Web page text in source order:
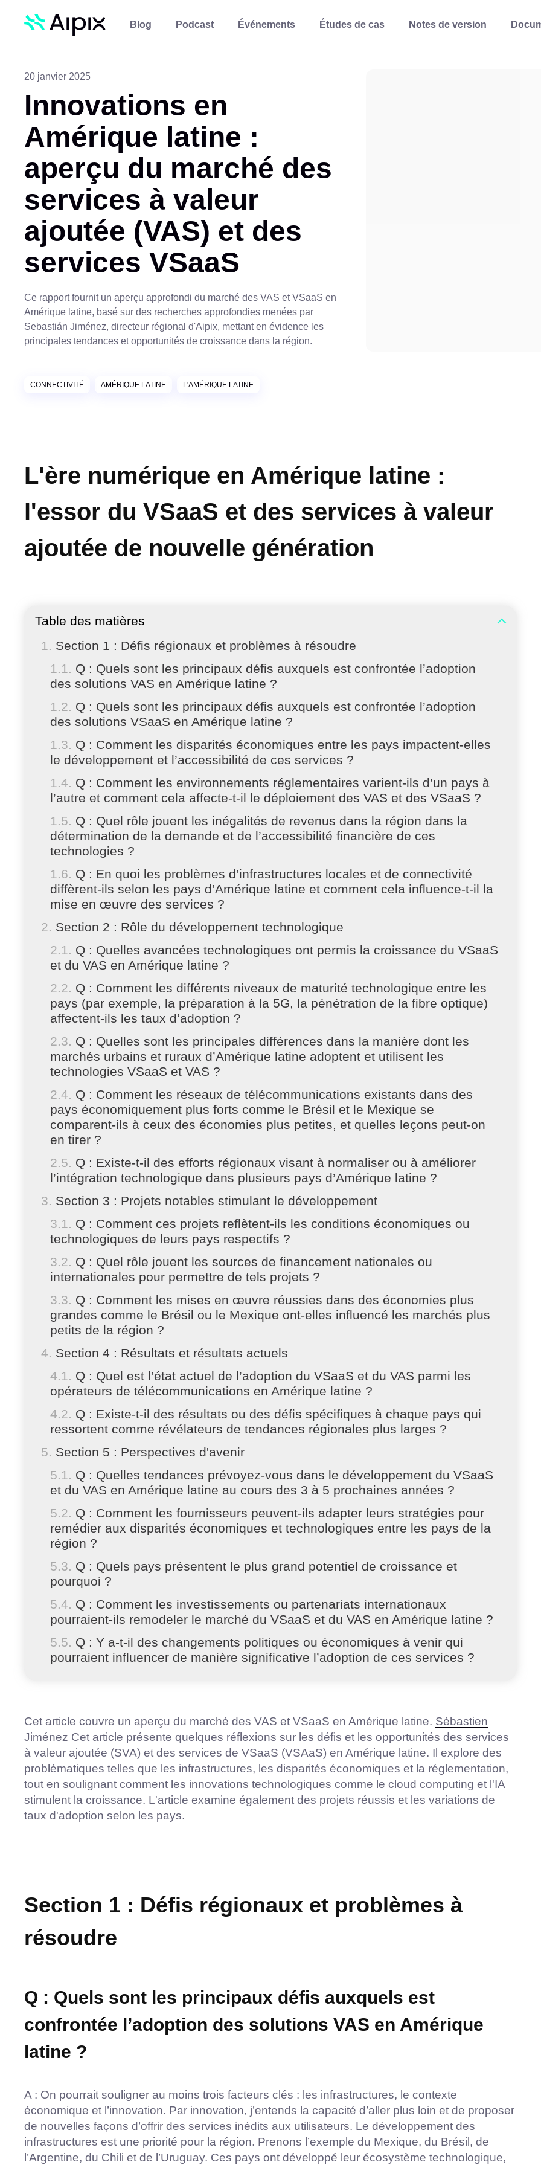
Blog Podcast Événements Études de cas Notes de version
20 janvier 2025
Innovations en
Amérique latine :
aperçu du marché des
services à valeur
ajoutée (VAS) et des
services VSaaS
Ce rapport fournit un aperçu approfondi du marché des VAS et VSaaS en
Amérique latine, basé sur des recherches approfondies menées par
Sebastián Jiménez, directeur régional d'Aipix, mettant en évidence les
principales tendances et opportunités de croissance dans la région.
CONNECTIVITÉ AMÉRIQUE LATINE L'AMÉRIQUE LATINE
L'ère numérique en Amérique latine :
l'essor du VSaaS et des services à valeur
ajoutée de nouvelle génération
Table des matières
Section 1 : Défis régionaux et problèmes à résoudre
Q : Quels sont les principaux défis auxquels est confrontée l’adoption
des solutions VAS en Amérique latine ?
Q : Quels sont les principaux défis auxquels est confrontée l’adoption
des solutions VSaaS en Amérique latine ?
Q : Comment les disparités économiques entre les pays impactent-elles
le développement et l’accessibilité de ces services ?
Q : Comment les environnements réglementaires varient-ils d’un pays à
l’autre et comment cela affecte-t-il le déploiement des VAS et des VSaaS ?
Q : Quel rôle jouent les inégalités de revenus dans la région dans la
détermination de la demande et de l’accessibilité financière de ces
technologies ?
Q : En quoi les problèmes d’infrastructures locales et de connectivité
diffèrent-ils selon les pays d’Amérique latine et comment cela influence-t-il la
mise en œuvre des services ?
Section 2 : Rôle du développement technologique
Q : Quelles avancées technologiques ont permis la croissance du VSaaS
et du VAS en Amérique latine ?
Q : Comment les différents niveaux de maturité technologique entre les
pays (par exemple, la préparation à la 5G, la pénétration de la fibre optique)
affectent-ils les taux d’adoption ?
Q : Quelles sont les principales différences dans la manière dont les
marchés urbains et ruraux d’Amérique latine adoptent et utilisent les
technologies VSaaS et VAS ?
Q : Comment les réseaux de télécommunications existants dans des
pays économiquement plus forts comme le Brésil et le Mexique se
comparent-ils à ceux des économies plus petites, et quelles leçons peut-on
en tirer ?
Q : Existe-t-il des efforts régionaux visant à normaliser ou à améliorer
l’intégration technologique dans plusieurs pays d’Amérique latine ?
Section 3 : Projets notables stimulant le développement
Q : Comment ces projets reflètent-ils les conditions économiques ou
technologiques de leurs pays respectifs ?
Q : Quel rôle jouent les sources de financement nationales ou
internationales pour permettre de tels projets ?
Q : Comment les mises en œuvre réussies dans des économies plus
grandes comme le Brésil ou le Mexique ont-elles influencé les marchés plus
petits de la région ?
Section 4 : Résultats et résultats actuels
Q : Quel est l’état actuel de l’adoption du VSaaS et du VAS parmi les
opérateurs de télécommunications en Amérique latine ?
Q : Existe-t-il des résultats ou des défis spécifiques à chaque pays qui
ressortent comme révélateurs de tendances régionales plus larges ?
Section 5 : Perspectives d'avenir
Q : Quelles tendances prévoyez-vous dans le développement du VSaaS
et du VAS en Amérique latine au cours des 3 à 5 prochaines années ?
Q : Comment les fournisseurs peuvent-ils adapter leurs stratégies pour
remédier aux disparités économiques et technologiques entre les pays de la
région ?
Q : Quels pays présentent le plus grand potentiel de croissance et
pourquoi ?
Q : Comment les investissements ou partenariats internationaux
pourraient-ils remodeler le marché du VSaaS et du VAS en Amérique latine ?
Q : Y a-t-il des changements politiques ou économiques à venir qui
pourraient influencer de manière significative l’adoption de ces services ?
Cet article couvre un aperçu du marché des VAS et VSaaS en Amérique latine. Sébastien
Jiménez Cet article présente quelques réflexions sur les défis et les opportunités des services
à valeur ajoutée (SVA) et des services de VSaaS (VSAaS) en Amérique latine. Il explore des
problématiques telles que les infrastructures, les disparités économiques et la réglementation,
tout en soulignant comment les innovations technologiques comme le cloud computing et l'IA
stimulent la croissance. L'article examine également des projets réussis et les variations de
taux d'adoption selon les pays.
Section 1 : Défis régionaux et problèmes à
résoudre
Q : Quels sont les principaux défis auxquels est
confrontée l’adoption des solutions VAS en Amérique
latine ?
A : On pourrait souligner au moins trois facteurs clés : les infrastructures, le contexte
économique et l’innovation. Par innovation, j’entends la capacité d’aller plus loin et de proposer
de nouvelles façons d’offrir des services inédits aux utilisateurs. Le développement des
infrastructures est une priorité pour la région. Prenons l’exemple du Mexique, du Brésil, de
l’Argentine, du Chili et de l’Uruguay. Ces pays ont développé leur écosystème technologique,